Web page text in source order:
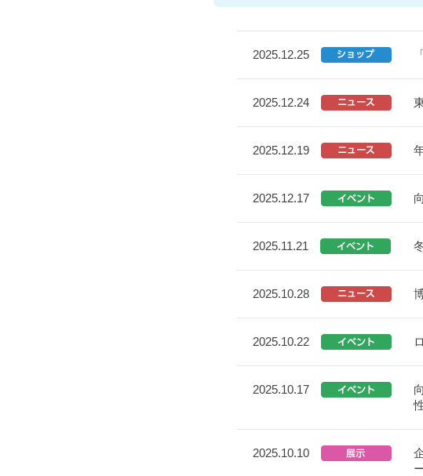
2025.12.25
2025.12.24
2025.12.19
2025.12.17
2025.11.21
2025.10.28
2025.10.22
2025.10.17
2025.10.10